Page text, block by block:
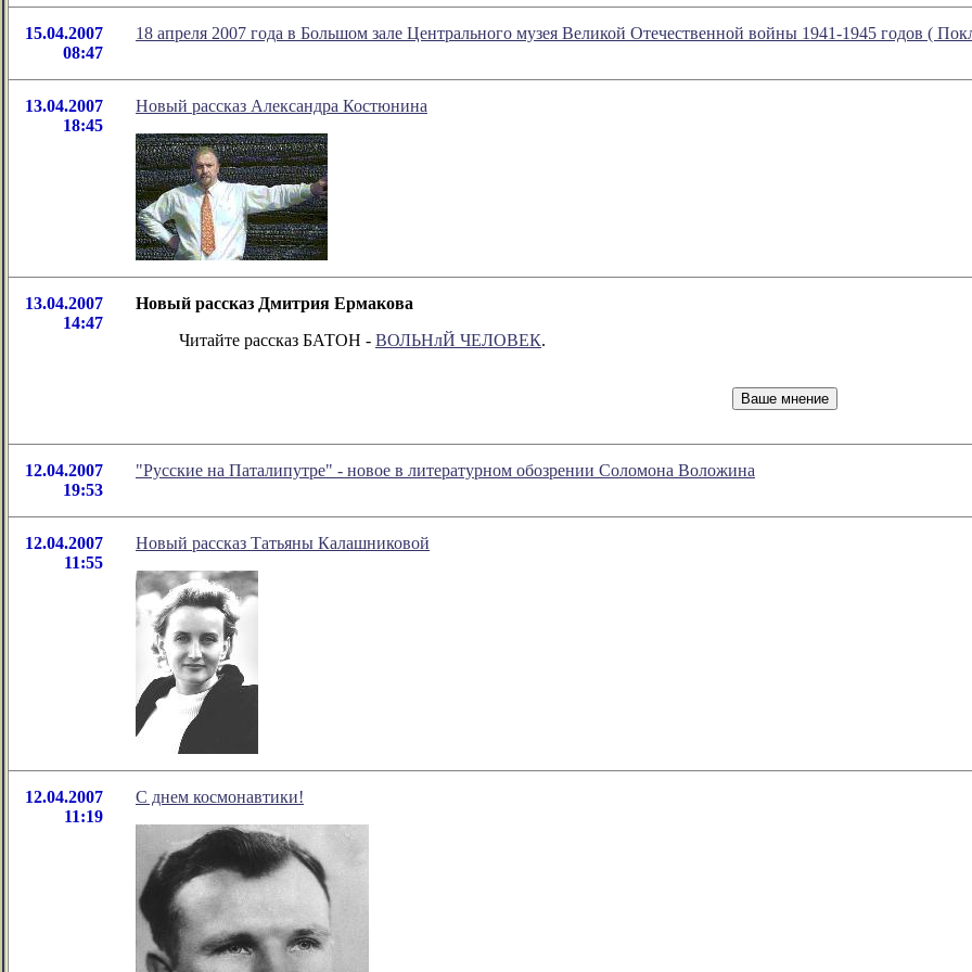
15.04.2007
08:47
18 апреля 2007 года в Большом зале Центрального музея Великой Отечественной войны 1941-1945 годов (
13.04.2007
18:45
Новый рассказ Александра Костюнина
13.04.2007
14:47
Новый рассказ Дмитрия Ермакова
Читайте рассказ БАТОН - ВОЛЬНлЙ ЧЕЛОВЕК.
12.04.2007
19:53
"Русские на Паталипутре" - новое в литературном обозрении Соломона Воложина
12.04.2007
11:55
Новый рассказ Татьяны Калашниковой
12.04.2007
11:19
С днем космонавтики!